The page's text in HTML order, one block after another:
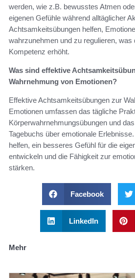
werden, wie z.B. bewusstes Atmen
eigenen Gefühle während alltäglicher
Achtsamkeitsübungen helfen,
wahrzunehmen und zu regulieren, was
Kompetenz erhöht.
Was sind effektive
Wahrnehmung von Emotionen?
Effektive Achtsamkeitsübungen zur
Emotionen umfassen das tägliche
Körperwahrnehmungsübungen und
Tagebuchs über emotionale
helfen, ein besseres Gefühl für die
entwickeln und die Fähigkeit zur
stärken.
Facebook
LinkedIn
Mehr